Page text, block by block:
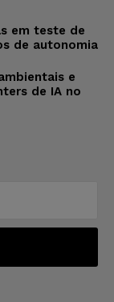
em teste de
de autonomia
e
de IA no